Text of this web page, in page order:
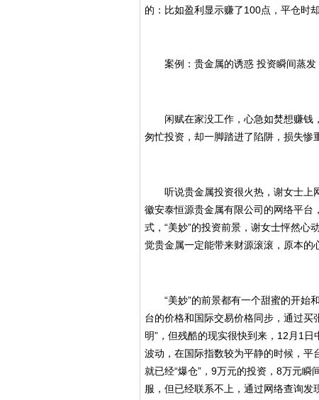
的：比如盈利显示赚了100点，平仓时
案例：贵金属的诱惑 投资瞬间蒸发
闲赋在家没工作，心急如焚想赚钱，
匆忙投资，却一脚踏进了陷阱，损失惨
听说贵金属投资很火热，谢女士上
徽安泰恒源贵金属有限公司的网络平台
式，“美妙”的投资前景，谢女士怦然心
觉贵金属一定能带来财源滚滚，原本的
“美妙”的前景都有一个甜蜜的开始
台的价格和国际交易价格同步，通过买
明”，但残酷的现实很快到来，12月1
波动，在国际指数较为平静的时候，平
就已经“爆仓”，9万元的投资，8万元
服，但已经联系不上，通过网络查询